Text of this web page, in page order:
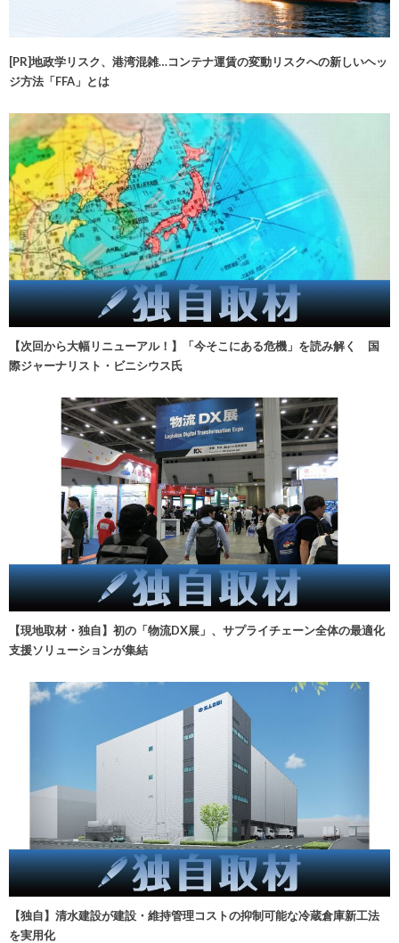
[PR]地政学リスク、港湾混雑…コンテナ運賃の変動リスクへの新しいヘッ
ジ方法「FFA」とは
【次回から大幅リニューアル！】「今そこにある危機」を読み解く 国
際ジャーナリスト・ビニシウス氏
【現地取材・独自】初の「物流DX展」、サプライチェーン全体の最適化
支援ソリューションが集結
【独自】清水建設が建設・維持管理コストの抑制可能な冷蔵倉庫新工法
を実用化